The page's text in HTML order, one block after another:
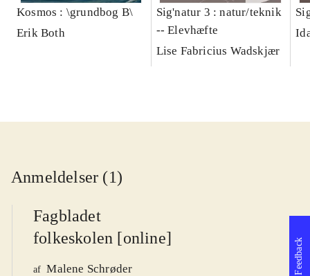
Kosmos : \grundbog B\
Erik Both
Sig'natur 3 : natur/teknik
-- Elevhæfte
Lise Fabricius Wadskjær
Anmeldelser (1)
Fagbladet
folkeskolen [online]
af Malene Schrøder
Feedback